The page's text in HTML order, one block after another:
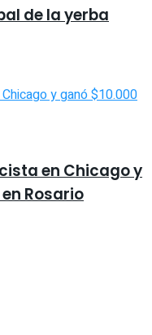
de la yerba
en Chicago y
Rosario